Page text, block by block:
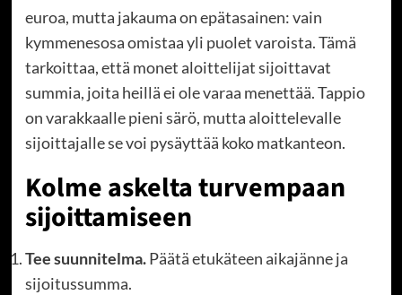
euroa, mutta jakauma on epätasainen: vain
kymmenesosa omistaa yli puolet varoista. Tämä
tarkoittaa, että monet aloittelijat sijoittavat
summia, joita heillä ei ole varaa menettää. Tappio
on varakkaalle pieni särö, mutta aloittelevalle
sijoittajalle se voi pysäyttää koko matkanteon.
Kolme askelta turvempaan
sijoittamiseen
Tee suunnitelma.Päätä etukäteen aikajänne ja
sijoitussumma.